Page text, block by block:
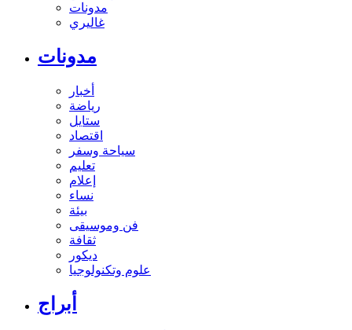
مدونات
غاليري
مدونات
أخبار
رياضة
ستايل
اقتصاد
سياحة وسفر
تعليم
إعلام
نساء
بيئة
فن وموسيقى
ثقافة
ديكور
علوم وتكنولوجيا
أبراج